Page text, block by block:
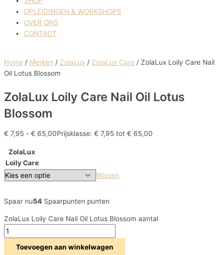
OPLEIDINGEN & WORKSHOPS
OVER ONS
CONTACT
Home / Merken / ZolaLux / ZolaLux Care / ZolaLux Loily Care Nail
Oil Lotus Blossom
ZolaLux Loily Care Nail Oil Lotus
Blossom
€ 7,95 - € 65,00Prijsklasse: € 7,95 tot € 65,00
ZolaLux
Loily Care
Wissen
Spaar nu54 Spaarpunten punten
ZolaLux Loily Care Nail Oil Lotus Blossom aantal
Toevoegen aan winkelwagen